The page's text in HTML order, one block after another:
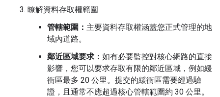
瞭解資料存取權範圍
管轄範圍： 主要資料存取權涵蓋您正式管理的地
域內道路。
鄰近區域要求： 如有必要監控對核心網路的直接
影響，您可以要求存取有限的鄰近區域，例如緩
衝區最多 20 公里。提交的緩衝區需要經過驗
證，且通常不應超過核心管轄範圍約 30 公里。